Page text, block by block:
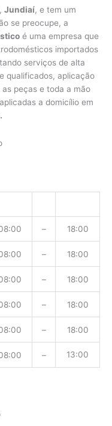
, Jundiaí, e tem um
se preocupe, a
é uma empresa que
importados
serviços de alta
qualificados, aplicação
peças e toda a mão
a domicílio em
– 18:00
– 18:00
– 18:00
– 18:00
– 18:00
– 13:00